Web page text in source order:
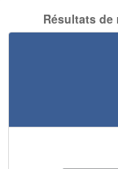
Résultats de